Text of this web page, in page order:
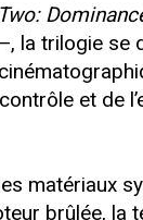
la trilogie se
et de
matériaux
brûlée, la